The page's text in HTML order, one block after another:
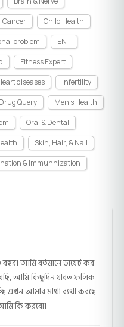
Cancer
Child Health
problem
ENT
Fitness Expert
diseases
Infertility
Query
Men's Health
Oral & Dental
Skin, Hair, & Nail
& Immunnization
আমি বর্তমানে ডায়েট কর
আমি কিছুদিন যাবত ফলিক
এখন আমার মাথা ব্যথা করছে
আমি কি করবো।